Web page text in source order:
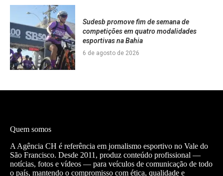
Sudesb promove fim de semana de
competições em quatro modalidades
esportivas na Bahia
6 de agosto de 2026
Quem somos
A Agência CH é referência em jornalismo esportivo no Vale do
São Francisco. Desde 2011, produz conteúdo profissional —
notícias, fotos e vídeos — para veículos de comunicação de todo
o país, mantendo o compromisso com ética, qualidade e